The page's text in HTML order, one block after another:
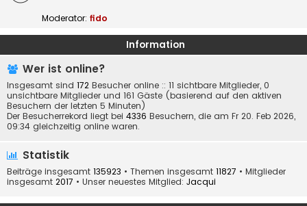
Moderator: fido
Information
Wer ist online?
Insgesamt sind 172 Besucher online :: 11 sichtbare Mitglieder, 0
unsichtbare Mitglieder und 161 Gäste (basierend auf den aktiven
Besuchern der letzten 5 Minuten)
Der Besucherrekord liegt bei 4336 Besuchern, die am Fr 20. Feb 2026,
09:34 gleichzeitig online waren.
Statistik
Beiträge insgesamt 135923 • Themen insgesamt 11827 • Mitglieder
insgesamt 2017 • Unser neuestes Mitglied: Jacqui